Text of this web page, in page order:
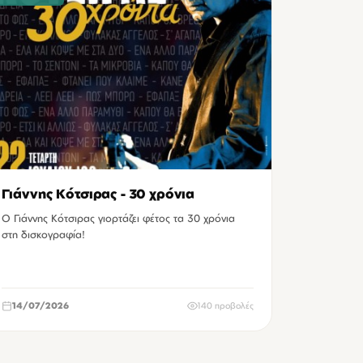
Γιάννης Κότσιρας - 30 χρόνια
Ο Γιάννης Κότσιρας γιορτάζει φέτος τα 30 χρόνια
στη δισκογραφία!
14/07/2026 140 προβολές